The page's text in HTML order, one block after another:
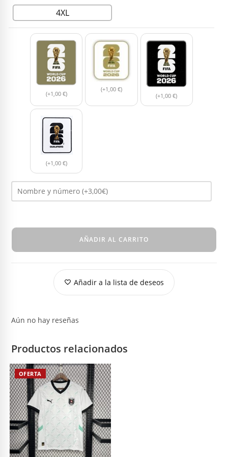
4XL
(+1,00 €)
(+1,00 €)
(+1,00 €)
(+1,00 €)
AÑADIR AL CARRITO
Añadir a la lista de deseos
Aún no hay reseñas
Productos relacionados
OFERTA